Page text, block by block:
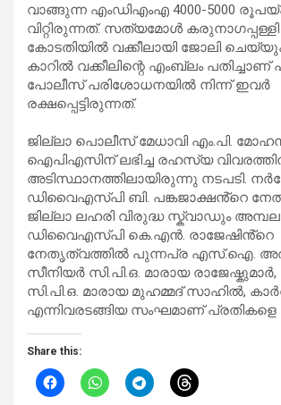
വാങ്ങുന്ന എംഡിഎംഎ 4000-5000
വിറ്റിരുന്നത്. സത്യമോൾ കരുനാഗപ്പള്ളി
കോടതിയിൽ വക്കീലായി ജോലി
കാറിൽ വക്കീലിന്റെ എംബ്ലം പതിച്ചാണ്
പോലീസ് പരിശോധനയിൽ നിന്ന് ഇവർ
രക്ഷപ്പെട്ടിരുന്നത്.
ജില്ലാ പൊലീസ് മേധാവി എം.പി.
ഐപിഎസിന് ലഭിച്ച രഹസ്യ
അടിസ്ഥാനത്തിലായിരുന്നു നടപടി.
ഡിവൈഎസ്പി ബി. പങ്കജാക്ഷൻ്റെ
ജില്ലാ ലഹരി വിരുദ്ധ സ്ക്വാഡും
ഡിവൈഎസ്പി കെ.എൻ. രാജേഷിൻ്റെ
നേതൃത്വത്തിൽ പുന്നപ്ര എസ്.ഐ.
സീനിയർ സി.പി.ഒ. മാരായ
സി.പി.ഒ. മാരായ മുഹമ്മദ് സാഹിൽ,
എന്നിവരടങ്ങിയ സംഘമാണ് പ്രതികളെ
Share this: